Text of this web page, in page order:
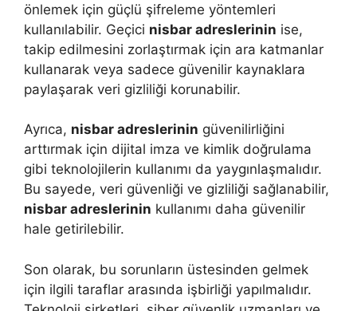
önlemek için güçlü şifreleme yöntemleri
kullanılabilir. Geçici nisbar adreslerinin ise,
takip edilmesini zorlaştırmak için ara katmanlar
kullanarak veya sadece güvenilir kaynaklara
paylaşarak veri gizliliği korunabilir.
Ayrıca, nisbar adreslerinin güvenilirliğini
arttırmak için dijital imza ve kimlik doğrulama
gibi teknolojilerin kullanımı da yaygınlaşmalıdır.
Bu sayede, veri güvenliği ve gizliliği sağlanabilir,
nisbar adreslerinin kullanımı daha güvenilir
hale getirilebilir.
Son olarak, bu sorunların üstesinden gelmek
için ilgili taraflar arasında işbirliği yapılmalıdır.